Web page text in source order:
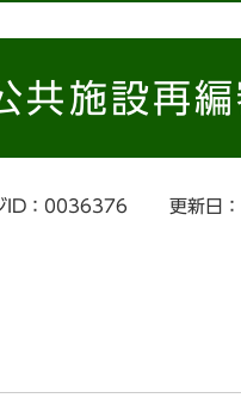
共施設再
ID：0036376 更新日